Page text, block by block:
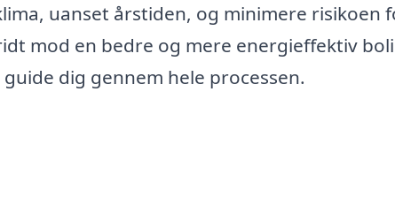
uanset årstiden, og minimere risikoen
mod en bedre og mere energieffektiv
dig gennem hele processen.